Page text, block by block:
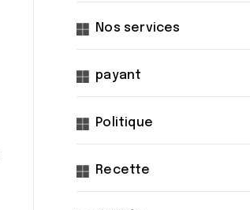
Nos services
payant
Politique
Recette